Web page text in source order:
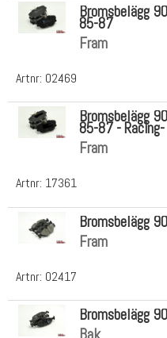
Artnr: 02469
Bromsbelägg
85-87
Fram
Artnr: 17361
Bromsbelägg
85-87 - Racing-
Fram
Artnr: 02417
Bromsbelägg
Fram
Bromsbelägg